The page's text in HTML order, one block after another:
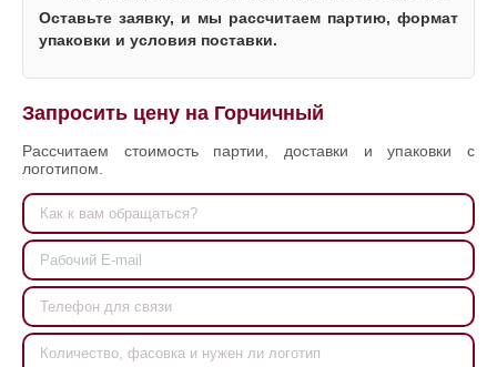
Оставьте заявку, и мы рассчитаем партию, формат
упаковки и условия поставки.
Запросить цену на Горчичный
Рассчитаем стоимость партии, доставки и упаковки с
логотипом.